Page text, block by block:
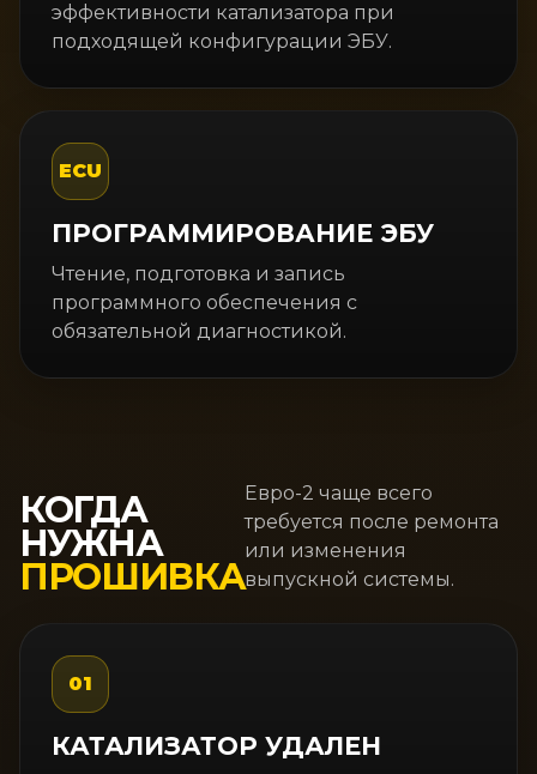
эффективности катализатора при
подходящей конфигурации ЭБУ.
ECU
ПРОГРАММИРОВАНИЕ ЭБУ
Чтение, подготовка и запись
программного обеспечения с
обязательной диагностикой.
КОГДА
НУЖНА
ПРОШИВКА
Евро-2 чаще всего
требуется после ремонта
или изменения
выпускной системы.
01
КАТАЛИЗАТОР УДАЛЕН